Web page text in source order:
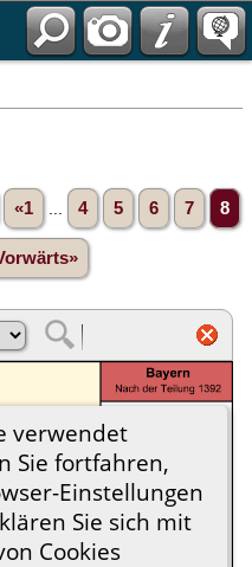
«1 4 5 6 7 8